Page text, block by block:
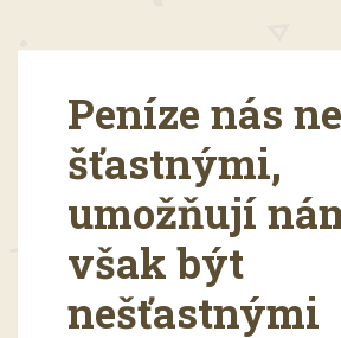
Peníze nás
šťastnými,
umožňují
však být
nešťastnými